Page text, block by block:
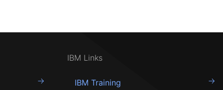
IBM Links
IBM Training